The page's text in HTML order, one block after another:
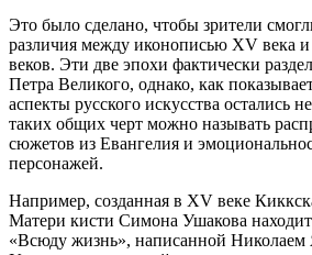
Это было сделано, чтобы зрители
различия между иконописью XV века
веков. Эти две эпохи фактически
Петра Великого, однако, как
аспекты русского искусства остались
таких общих черт можно называть
сюжетов из Евангелия и
персонажей.
Например, созданная в XV веке
Матери кисти Симона Ушакова
«Всюду жизнь», написанной Николаем